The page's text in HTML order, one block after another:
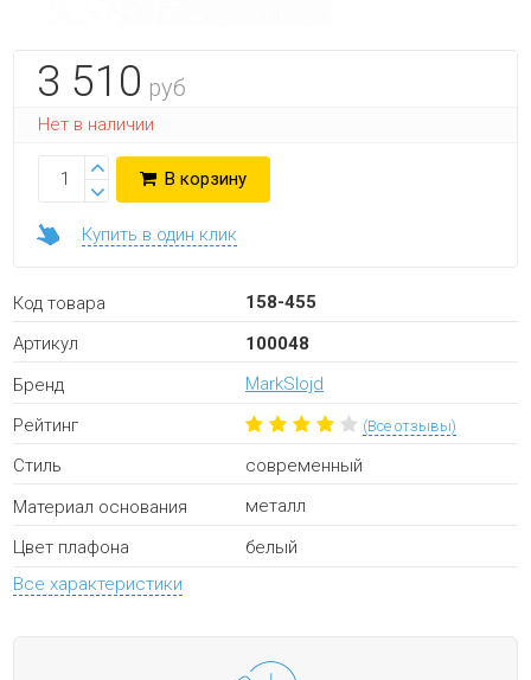
3 510 руб
Нет в наличии
В корзину
Купить в один клик
Код товара
158-455
Артикул
100048
Бренд
MarkSlojd
Рейтинг
(Все отзывы)
Стиль
современный
Материал основания
металл
Цвет плафона
белый
Все характеристики